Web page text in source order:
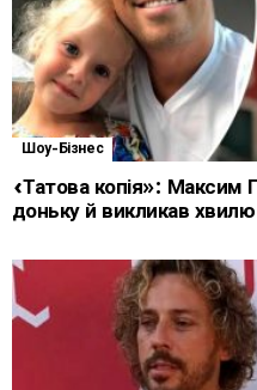
Шоу-Бізнес
«Татова копія»: Максим
доньку й викликав